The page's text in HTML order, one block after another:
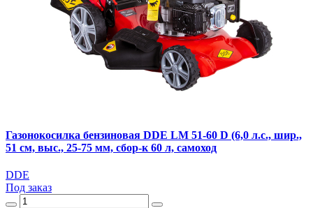
Газонокосилка бензиновая DDE LM 51-60 D (6,0 л.с., шир.,
51 см, выс., 25-75 мм, сбор-к 60 л, самоход
DDE
Под заказ